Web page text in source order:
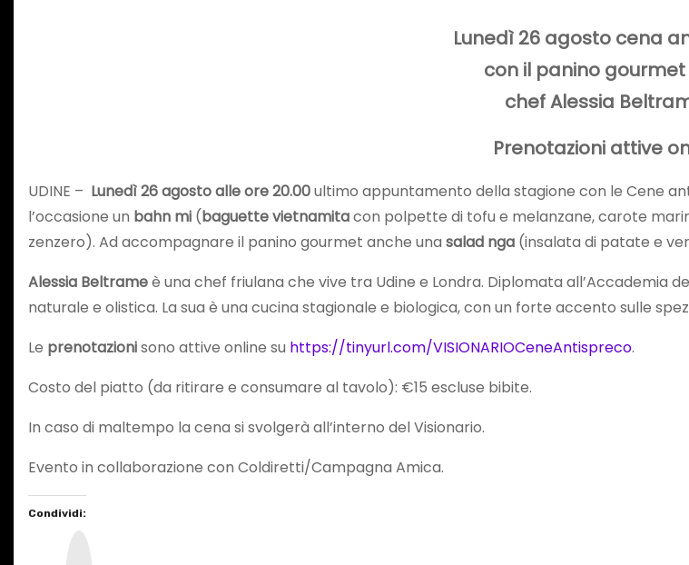
Lunedì 26 agosto cena
con il panino
chef Alessia
Prenotazioni attive
UDINE – Lunedì 26 agosto alle ore 20.00ultimo appuntamento della stagione con le Cene
l’occasione un bahn mi (baguette vietnamitacon polpette di tofu e melanzane, carote
zenzero). Ad accompagnare il panino gourmet anche una salad nga (insalata di patate e
Alessia Beltrameè una chef friulana che vive tra Udine e Londra. Diplomata all’Accademia
naturale e olistica. La sua è una cucina stagionale e biologica, con un forte accento sulle
Le prenotazionisono attive online su https://tinyurl.com/VISIONARIOCeneAntispreco.
Costo del piatto (da ritirare e consumare al tavolo): €15 escluse bibite.
In caso di maltempo la cena si svolgerà all’interno del Visionario.
Evento in collaborazione con Coldiretti/Campagna Amica.
Condividi: